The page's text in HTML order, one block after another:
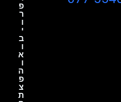
פ
ר
ו
י
ב
ו
א
ו
ה
פ
צ
ת